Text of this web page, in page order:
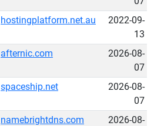
hostingplatform.net.au
2022-09-
13
afternic.com
2026-08-
07
spaceship.net
2026-08-
07
namebrightdns.com
2026-08-